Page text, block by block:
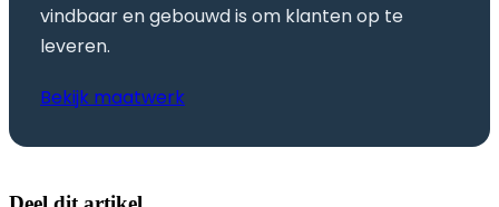
vindbaar en gebouwd is om klanten op te
leveren.
Bekijk maatwerk